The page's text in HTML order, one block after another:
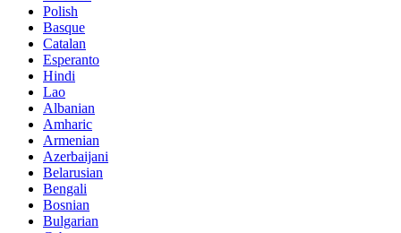
Polish
Basque
Catalan
Esperanto
Hindi
Lao
Albanian
Amharic
Armenian
Azerbaijani
Belarusian
Bengali
Bosnian
Bulgarian